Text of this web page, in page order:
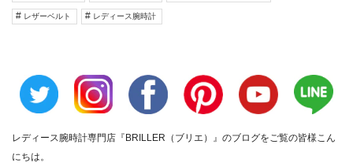
レザーベルト レディース腕時計
レディース腕時計専門店『BRILLER（ブリエ）』のブログをご覧の皆様こん
にちは。